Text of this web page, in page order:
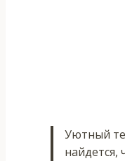
Уютный
найдется,